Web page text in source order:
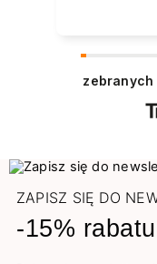
ZAPISZ SIĘ DO
-15%